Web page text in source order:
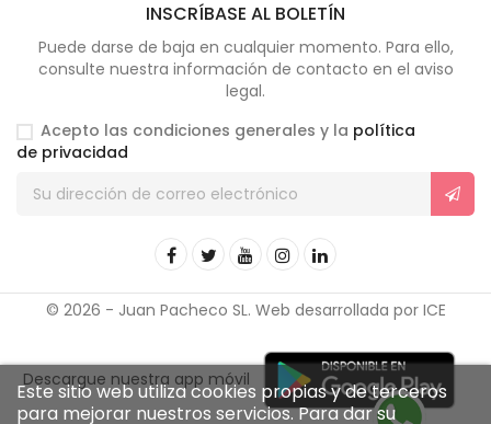
Este sitio web utiliza cookies propias y de terceros
para mejorar nuestros servicios. Para dar su
INSCRÍBASE AL BOLETÍN
Puede darse de baja en cualquier momento. Para ello,
consulte nuestra información de contacto en el aviso
legal.
Acepto las condiciones generales y la política
de privacidad
© 2026 - Juan Pacheco SL. Web desarrollada por ICE
Descargue nuestra app móvil